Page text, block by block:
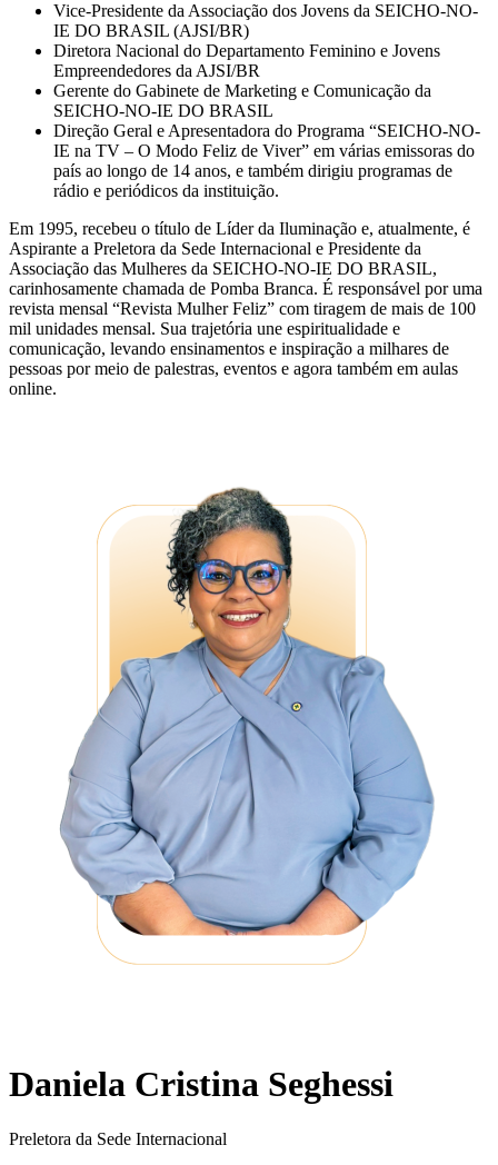
Vice-Presidente da Associação dos Jovens da SEICHO-NO-
IE DO BRASIL (AJSI/BR)
Diretora Nacional do Departamento Feminino e Jovens
Empreendedores da AJSI/BR
Gerente do Gabinete de Marketing e Comunicação da
SEICHO-NO-IE DO BRASIL
Direção Geral e Apresentadora do Programa “SEICHO-NO-
IE na TV – O Modo Feliz de Viver” em várias emissoras do
país ao longo de 14 anos, e também dirigiu programas de
rádio e periódicos da instituição.
Em 1995, recebeu o título de Líder da Iluminação e, atualmente, é
Aspirante a Preletora da Sede Internacional e Presidente da
Associação das Mulheres da SEICHO-NO-IE DO BRASIL,
carinhosamente chamada de Pomba Branca. É responsável por uma
revista mensal “Revista Mulher Feliz” com tiragem de mais de 100
mil unidades mensal. Sua trajetória une espiritualidade e
comunicação, levando ensinamentos e inspiração a milhares de
pessoas por meio de palestras, eventos e agora também em aulas
online.
Daniela Cristina Seghessi
Preletora da Sede Internacional